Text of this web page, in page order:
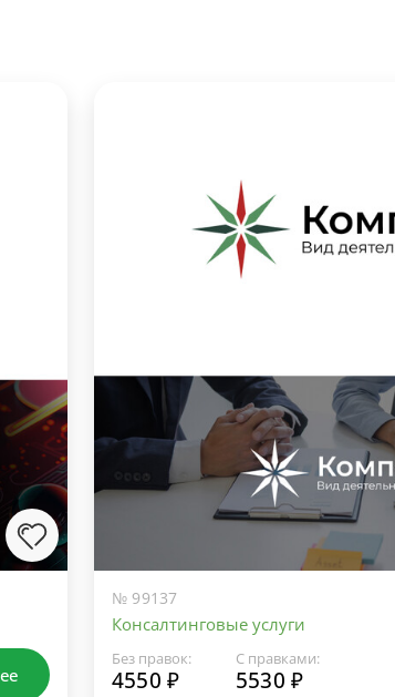
№ 99137
Консалтинговые услуги
Без правок:
4550 ₽
С правками:
5530 ₽